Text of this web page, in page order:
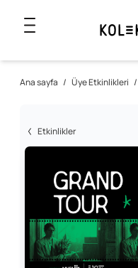
Ana sayfa / Üye Etkinlikleri /
Etkinlikler